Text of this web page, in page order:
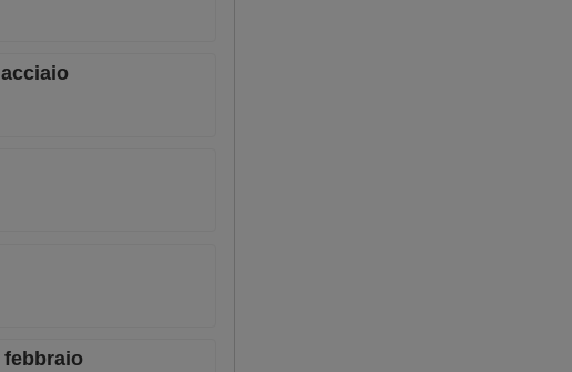
febbraio